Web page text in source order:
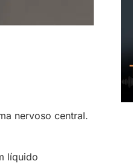
nervoso central.
líquido